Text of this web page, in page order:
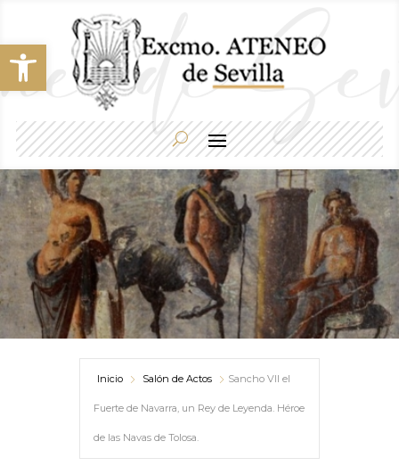
Abrir barra de herramientas
Inicio Salón de Actos Sancho VII el
Fuerte de Navarra, un Rey de Leyenda. Héroe
de las Navas de Tolosa.